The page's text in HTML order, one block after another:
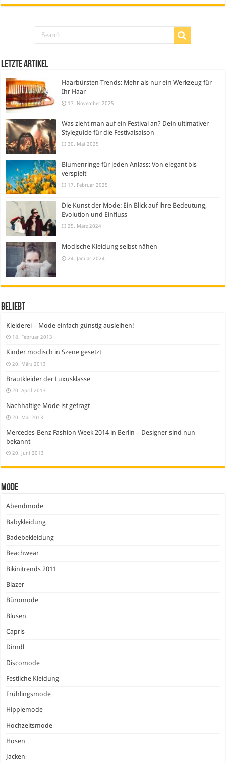
Letzte Artikel
Haarbürsten-Trends: Mehr als nur ein Werkzeug für
Ihr Haar
17. November 2025
Was zieht man auf ein Festival an? Dein ultimativer
Styleguide für die Festivalsaison
30. Mai 2025
Blumenringe für jeden Anlass: Von elegant bis
verspielt
17. Februar 2025
Die Kunst der Mode: Ein Blick auf ihre Bedeutung,
Evolution und Einfluss
25. März 2024
Modische Kleidung selbst nähen
24. Januar 2024
Beliebt
Kleiderei – Mode einfach günstig ausleihen!
18. Februar 2013
Kinder modisch in Szene gesetzt
20. März 2013
Brautkleider der Luxusklasse
20. April 2013
Nachhaltige Mode ist gefragt
20. Mai 2013
Mercedes-Benz Fashion Week 2014 in Berlin – Designer sind nun
bekannt
20. Juni 2013
Mode
Abendmode
Babykleidung
Badebekleidung
Beachwear
Bikinitrends 2011
Blazer
Büromode
Blusen
Capris
Dirndl
Discomode
Festliche Kleidung
Frühlingsmode
Hippiemode
Hochzeitsmode
Hosen
Jacken